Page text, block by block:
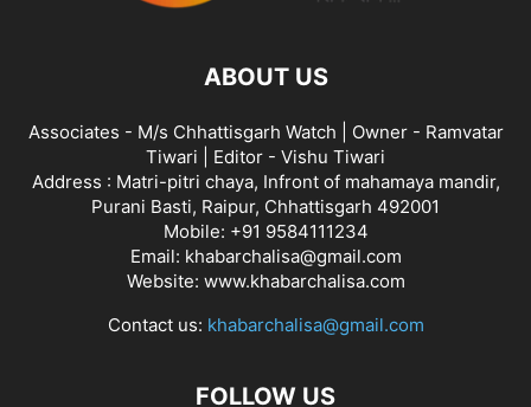
ABOUT US
Associates - M/s Chhattisgarh Watch | Owner - Ramvatar
Tiwari | Editor - Vishu Tiwari
Address : Matri-pitri chaya, Infront of mahamaya mandir,
Purani Basti, Raipur, Chhattisgarh 492001
Mobile: +91 9584111234
Email: khabarchalisa@gmail.com
Website: www.khabarchalisa.com
Contact us: khabarchalisa@gmail.com
FOLLOW US